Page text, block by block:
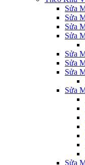
Sửa
Sửa
Sửa
Sửa
Sửa
Sửa
Sửa
Sửa
Sửa